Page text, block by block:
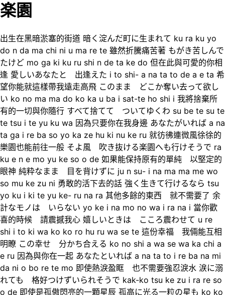
楽園
出生在黑暗淤塞的街道 暗く淀んだ町に生まれて ku ra ku yo
do n da ma chi ni u ma re te 雖然折騰痛苦著 もがき苦しんで
たけど mo ga ki ku ru shi n de ta ke do 但在此與可愛的你相
逢 愛しいあなたと 出逢えた i to shi- a na ta to de a e ta 希
望你能就這樣帶我遠走高飛 このまま どこか奪い去って欲し
い ko no ma ma do ko ka u ba i sat-te ho shi i 我將捨棄所
有的一切與你隨行 すべて捨てて ついてゆくわ su be te su te
te tsu i te yu ku wa 因為只要你在我身邊 あなたがいれば a na
ta ga i re ba so yo ka ze hu ki nu ke ru 就彷彿連微風徐徐的
樂園也能前往一般 そよ風 吹き抜ける楽園へも行けそうで ra
ku e n e mo yu ke so o de 如果能保持原有的單純 以堅定的
眼神 純粋なまま 目を背けずに ju n su- i na ma ma me wo
so mu ke zu ni 勇敢的活下去的話 強く生きて行けるなら tsu
yo ku i ki te yu ke- ru na ra 其他多餘的東西 就不需要了 余
計なモノは いらない yo ke i na mo no wa i ra na i 當你歡
喜的時候 請震撼我心 嬉しいときは こころ震わせて u re
shi i to ki wa ko ko ro hu ru wa se te 這份幸福 我倆能互相
明瞭 この幸せ 分かち合える ko no shi a wa se wa ka chi a
e ru 因為與你在一起 あなたといれば a na ta to i re ba na mi
da ni o bo re te mo 即使熱淚盈眶 也不需要強忍淚水 涙に溺
れても 格好つけずいられそうで kak-ko tsu ke zu i ra re so
o de 即使是孤傲閃亮的一顆星辰 孤高に光る一粒の星も ko ko